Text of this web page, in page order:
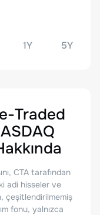
1Y 5Y
Traded
CTA tarafından
adi hisseler ve
çeşitlendirilmemiş
fonu, yalnızca